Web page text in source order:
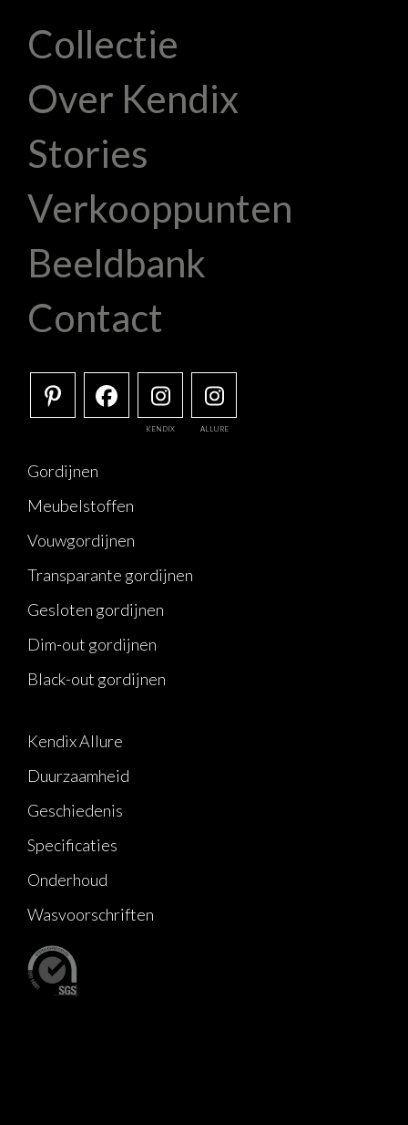
Collectie
Over Kendix
Stories
Verkooppunten
Beeldbank
Contact
KENDIX ALLURE
Gordijnen
Meubelstoffen
Vouwgordijnen
Transparante gordijnen
Gesloten gordijnen
Dim-out gordijnen
Black-out gordijnen
Kendix Allure
Duurzaamheid
Geschiedenis
Specificaties
Onderhoud
Wasvoorschriften